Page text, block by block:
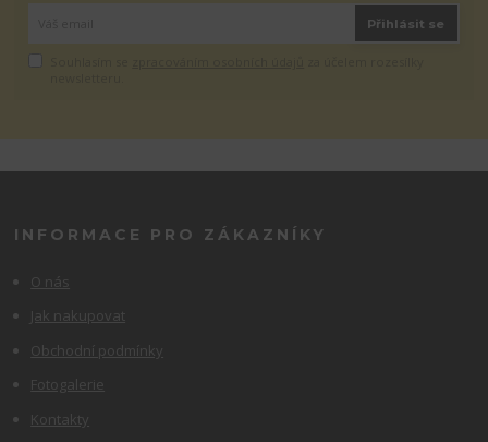
Přihlásit se
INFORMACE PRO ZÁKAZNÍKY
O nás
Jak nakupovat
Obchodní podmínky
Fotogalerie
Kontakty